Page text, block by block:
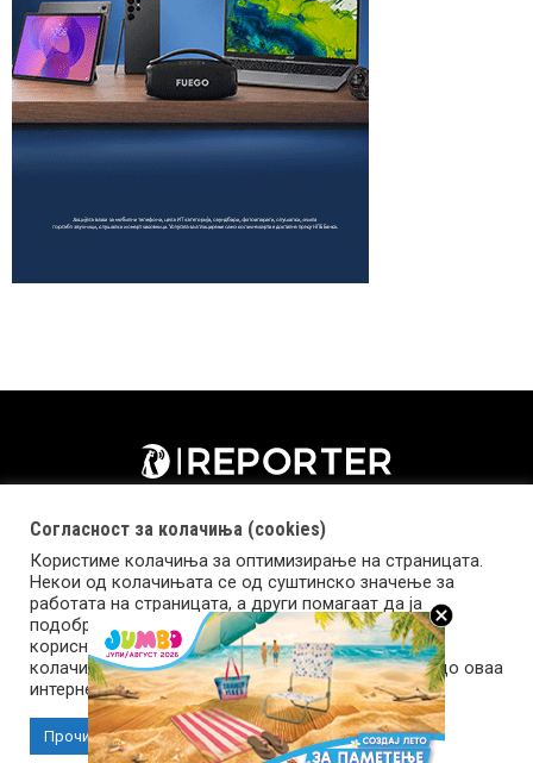
Copyright © 2026 Reporter.mk | Member of Clip Media Group
Импресум Маркетинг Контакт Услови за користење
Согласност за колачиња (cookies)
Користиме колачиња за оптимизирање на страницата.
Некои од колачињата се од суштинско значење за
работата на страницата, а други помагаат да ја
подобриме оваа интернет страница и вашето
корисничко искуство. Напомена: задолжителните
колачиња се неопходни за користење и пристап до оваа
интернет страница.
Прочитај повеќе Прифати колачиња